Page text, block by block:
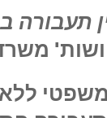
משרד
משפטי